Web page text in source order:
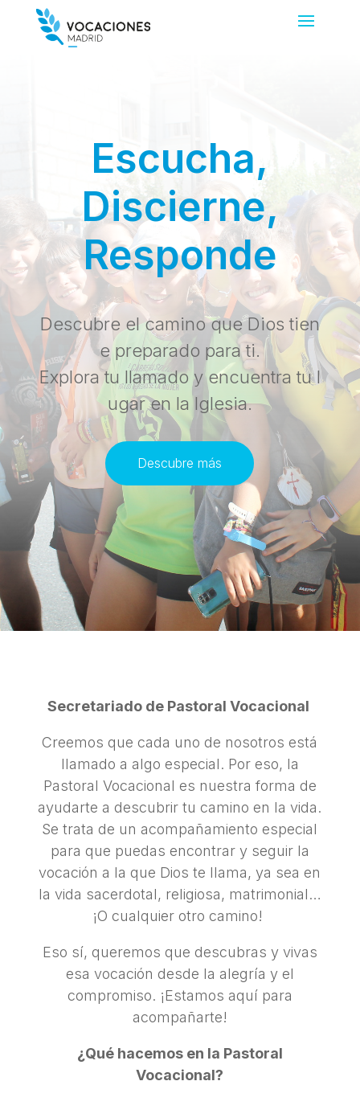
Escucha,
Discierne,
Responde
Descubre el camino que Dios tien
e preparado para ti.
Explora tu llamado y encuentra tu l
ugar en la Iglesia.
Descubre más
Secretariado de Pastoral Vocacional
Creemos que cada uno de nosotros está
llamado a algo especial. Por eso, la
Pastoral Vocacional es nuestra forma de
ayudarte a descubrir tu camino en la vida.
Se trata de un acompañamiento especial
para que puedas encontrar y seguir la
vocación a la que Dios te llama, ya sea en
la vida sacerdotal, religiosa, matrimonial…
¡O cualquier otro camino!
Eso sí, queremos que descubras y vivas
esa vocación desde la alegría y el
compromiso. ¡Estamos aquí para
acompañarte!
¿Qué hacemos en la Pastoral
Vocacional?